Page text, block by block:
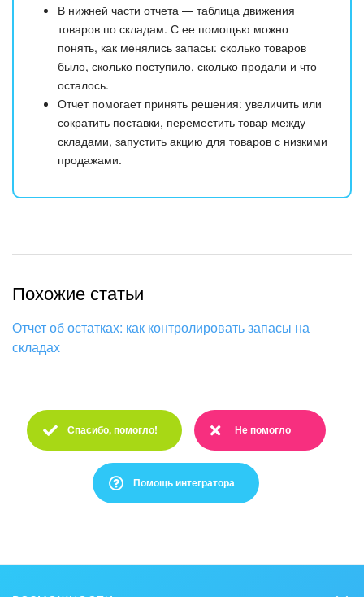
В нижней части отчета — таблица движения
товаров по складам. С ее помощью можно
понять, как менялись запасы: сколько товаров
было, сколько поступило, сколько продали и что
осталось.
Отчет помогает принять решения: увеличить или
сократить поставки, переместить товар между
складами, запустить акцию для товаров с низкими
продажами.
Похожие статьи
Отчет об остатках: как контролировать запасы на
складах
Спасибо, помогло!
Спасибо :)
Не помогло
Очень жаль :(
Помощь интегратора